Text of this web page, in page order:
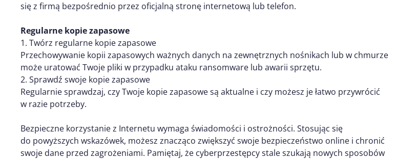
się z firmą bezpośrednio przez oficjalną stronę internetową lub telefon.
Regularne kopie zapasowe
1. Twórz regularne kopie zapasowe
Przechowywanie kopii zapasowych ważnych danych na zewnętrznych nośnikach lub w chmurze
może uratować Twoje pliki w przypadku ataku ransomware lub awarii sprzętu.
2. Sprawdź swoje kopie zapasowe
Regularnie sprawdzaj, czy Twoje kopie zapasowe są aktualne i czy możesz je łatwo przywrócić
w razie potrzeby.
Bezpieczne korzystanie z Internetu wymaga świadomości i ostrożności. Stosując się
do powyższych wskazówek, możesz znacząco zwiększyć swoje bezpieczeństwo online i chronić
swoje dane przed zagrożeniami. Pamiętaj, że cyberprzestępcy stale szukają nowych sposobów